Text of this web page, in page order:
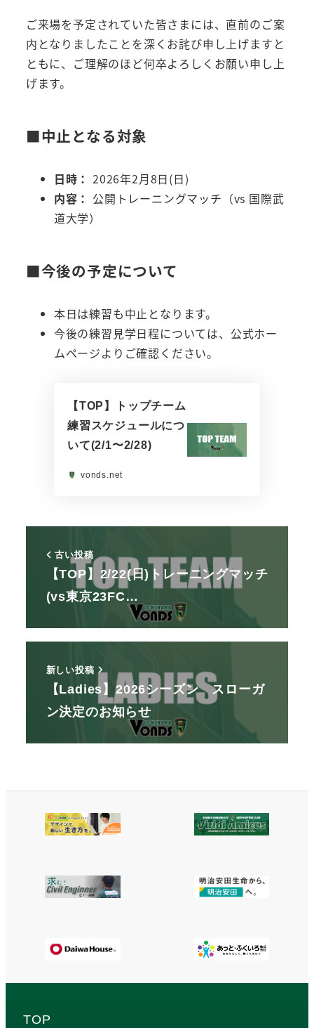
ご来場を予定されていた皆さまには、直前のご案
内となりましたことを深くお詫び申し上げますと
ともに、ご理解のほど何卒よろしくお願い申し上
げます。
■中止となる対象
日時： 2026年2月8日(日)
内容： 公開トレーニングマッチ（vs 国際武
道大学）
■今後の予定について
本日は練習も中止となります。
今後の練習見学日程については、公式ホー
ムページよりご確認ください。
【TOP】トップチーム
練習スケジュールにつ
いて(2/1〜2/28)
vonds.net
古い投稿
【TOP】2/22(日)トレーニングマッチ
(vs東京23FC…
新しい投稿
【Ladies】2026シーズン スローガ
ン決定のお知らせ
TOP